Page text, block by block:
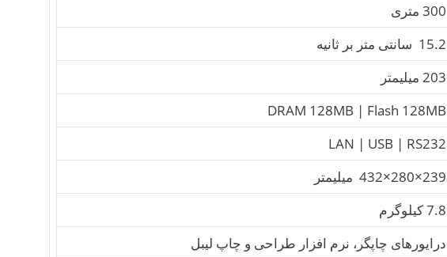
300 متری
15.2 سانتی متر بر ثانیه
203 میلیمتر
DRAM 128MB | Flash 128MB
LAN | USB | RS232
239×280×432 میلیمتر
7.8 کیلوگرم
درایورهای چاپگر، نرم افزار طراحی و چاپ لیبل